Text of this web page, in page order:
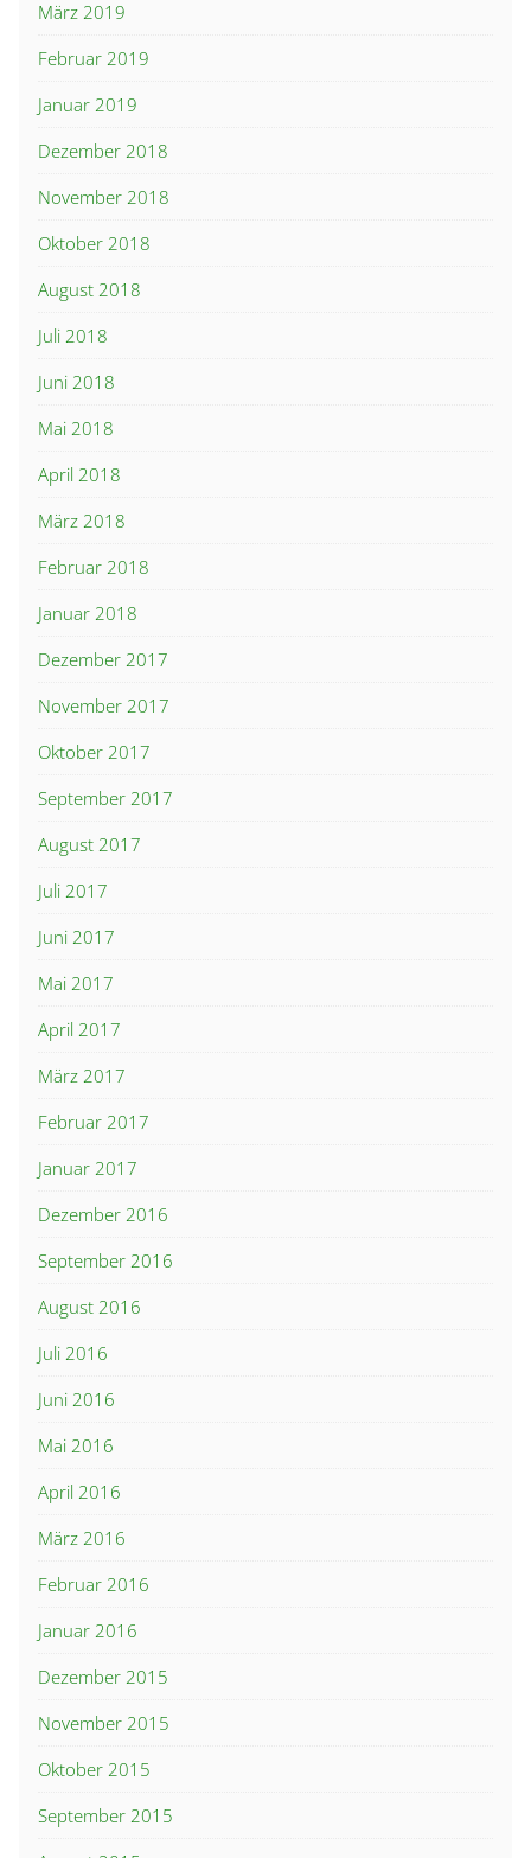
März 2019
Februar 2019
Januar 2019
Dezember 2018
November 2018
Oktober 2018
August 2018
Juli 2018
Juni 2018
Mai 2018
April 2018
März 2018
Februar 2018
Januar 2018
Dezember 2017
November 2017
Oktober 2017
September 2017
August 2017
Juli 2017
Juni 2017
Mai 2017
April 2017
März 2017
Februar 2017
Januar 2017
Dezember 2016
September 2016
August 2016
Juli 2016
Juni 2016
Mai 2016
April 2016
März 2016
Februar 2016
Januar 2016
Dezember 2015
November 2015
Oktober 2015
September 2015